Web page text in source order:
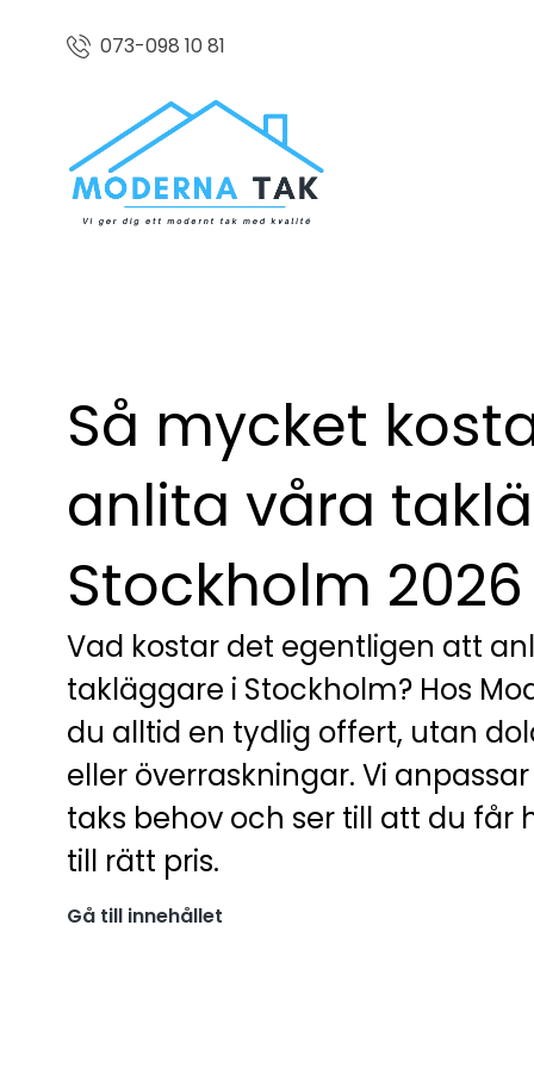
073-098 10 81
Så mycket
anlita våra
Stockholm 2026
Vad kostar det egentligen att
takläggare i Stockholm? Hos
du alltid en tydlig offert, utan
eller överraskningar. Vi
taks behov och ser till att du får
till rätt pris.
Gå till innehållet